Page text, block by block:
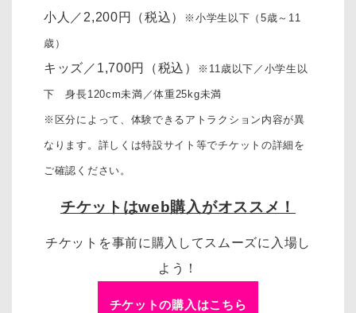
小人／2,200円（税込） ※小学生以下（5歳～11
歳）
キッズ／1,700円（税込） ※11歳以下／小学生以
下 身長120cm未満／体重25kg未満
※区分によって、体験できるアトラクション内容が異
なります。詳しくは特設サイト等でチケットの詳細を
ご確認ください。
チケットはweb購入がオススメ！
チケットを事前に購入してスムーズに入場し
よう！
チケットの購入はこちら